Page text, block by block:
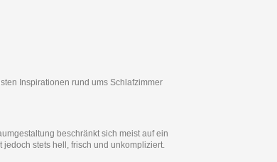
Inspirationen rund ums Schlafzimmer
beschränkt sich meist auf ein
stets hell, frisch und unkompliziert.